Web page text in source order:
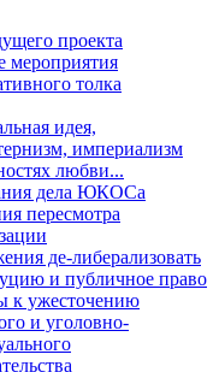
проекта
мероприятия
толка
идея,
империализм
любви...
дела ЮКОСа
пересмотра
де-либерализовать
и публичное право
к ужесточению
и уголовно-